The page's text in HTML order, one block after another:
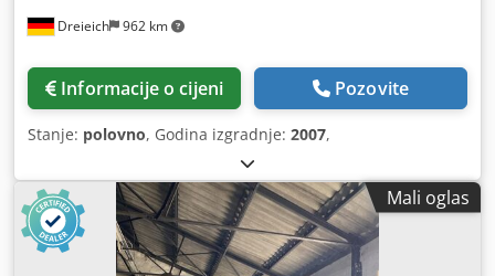
Dreieich 962 km
Informacije o cijeni Pozovite
Stanje: polovno, Godina izgradnje: 2007,
Mali oglas